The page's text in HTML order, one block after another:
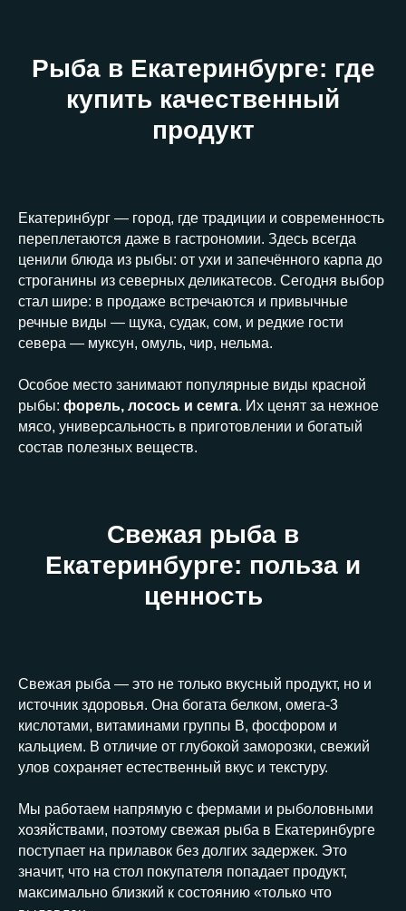
Рыба в Екатеринбурге: где
купить качественный
продукт
Екатеринбург — город, где традиции и современность
переплетаются даже в гастрономии. Здесь всегда
ценили блюда из рыбы: от ухи и запечённого карпа до
строганины из северных деликатесов. Сегодня выбор
стал шире: в продаже встречаются и привычные
речные виды — щука, судак, сом, и редкие гости
севера — муксун, омуль, чир, нельма.
Особое место занимают популярные виды красной
рыбы: форель, лосось и семга. Их ценят за нежное
мясо, универсальность в приготовлении и богатый
состав полезных веществ.
Свежая рыба в
Екатеринбурге: польза и
ценность
Свежая рыба — это не только вкусный продукт, но и
источник здоровья. Она богата белком, омега-3
кислотами, витаминами группы B, фосфором и
кальцием. В отличие от глубокой заморозки, свежий
улов сохраняет естественный вкус и текстуру.
Мы работаем напрямую с фермами и рыболовными
хозяйствами, поэтому свежая рыба в Екатеринбурге
поступает на прилавок без долгих задержек. Это
значит, что на стол покупателя попадает продукт,
максимально близкий к состоянию «только что